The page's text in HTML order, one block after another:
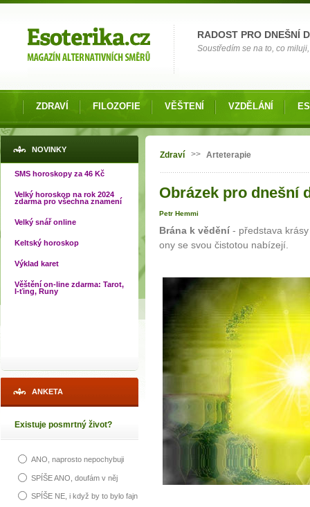
RADOST PRO DNEŠNÍ
Soustředím se na to, co
ZDRAVÍ FILOZOFIE VĚŠTENÍ VZDĚLÁNÍ
NOVINKY
SMS horoskopy za 46 Kč
Velký horoskop na rok 2024
zdarma pro všechna znamení
Velký snář online
Keltský horoskop
Výklad karet
Věštění on-line zdarma: Tarot,
I-ťing, Runy
ANKETA
Existuje posmrtný život?
ANO, naprosto nepochybuji
SPÍŠE ANO, doufám v něj
SPÍŠE NE, i když by to bylo fajn
Jste zde
Zdraví >> Arteterapie
Obrázek pro dnešní
Petr Hemmi
Brána k vědění - představa
ony se svou čistotou nabízejí.